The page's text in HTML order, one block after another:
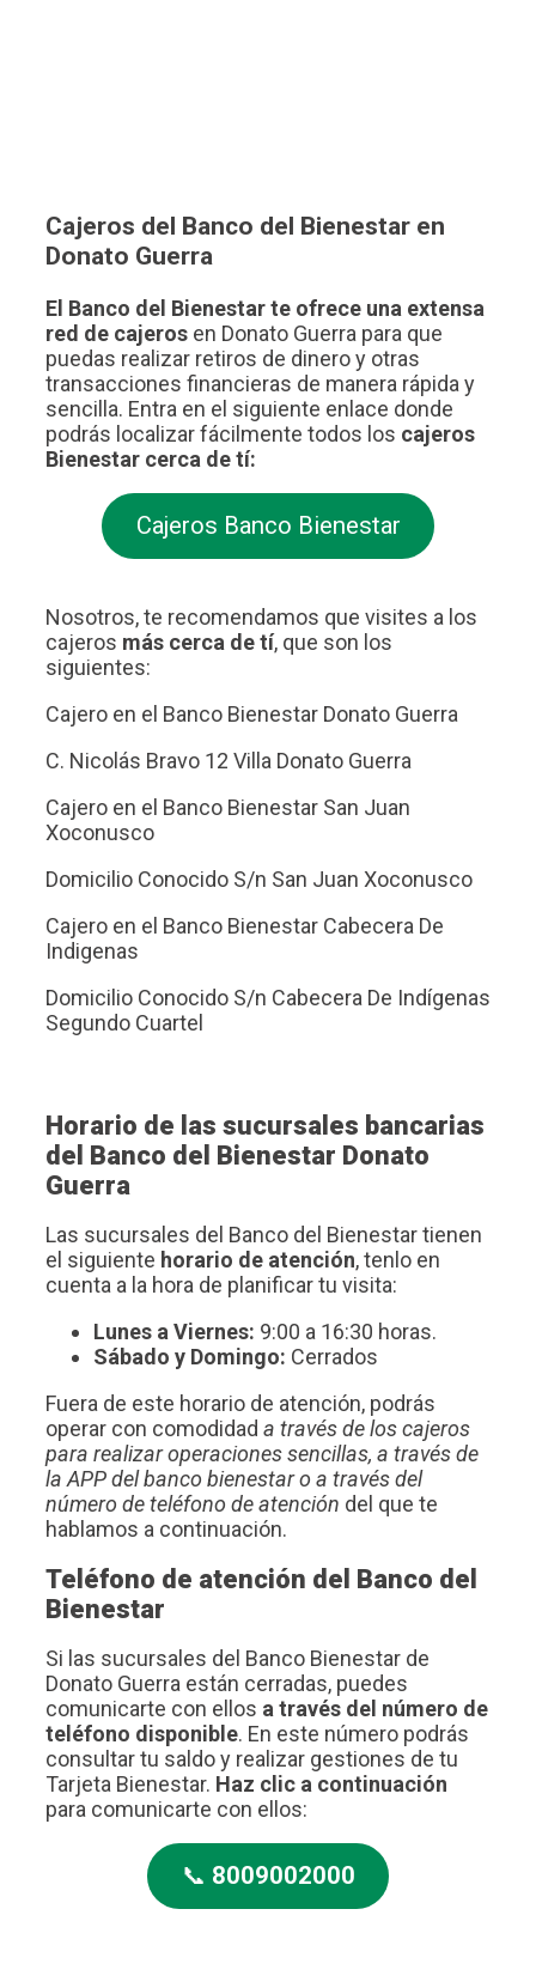
Cajeros del Banco del Bienestar en
Donato Guerra
El Banco del Bienestar te ofrece una extensa
red de cajeros en Donato Guerra para que
puedas realizar retiros de dinero y otras
transacciones financieras de manera rápida y
sencilla. Entra en el siguiente enlace donde
podrás localizar fácilmente todos los cajeros
Bienestar cerca de tí:
Cajeros Banco Bienestar
Nosotros, te recomendamos que visites a los
cajeros más cerca de tí, que son los
siguientes:
Cajero en el Banco Bienestar Donato Guerra
C. Nicolás Bravo 12 Villa Donato Guerra
Cajero en el Banco Bienestar San Juan
Xoconusco
Domicilio Conocido S/n San Juan Xoconusco
Cajero en el Banco Bienestar Cabecera De
Indigenas
Domicilio Conocido S/n Cabecera De Indígenas
Segundo Cuartel
Horario de las sucursales bancarias
del Banco del Bienestar Donato
Guerra
Las sucursales del Banco del Bienestar tienen
el siguiente horario de atención, tenlo en
cuenta a la hora de planificar tu visita:
Lunes a Viernes: 9:00 a 16:30 horas.
Sábado y Domingo: Cerrados
Fuera de este horario de atención, podrás
operar con comodidad a través de los cajeros
para realizar operaciones sencillas, a través de
la APP del banco bienestar o a través del
número de teléfono de atención del que te
hablamos a continuación.
Teléfono de atención del Banco del
Bienestar
Si las sucursales del Banco Bienestar de
Donato Guerra están cerradas, puedes
comunicarte con ellos a través del número de
teléfono disponible. En este número podrás
consultar tu saldo y realizar gestiones de tu
Tarjeta Bienestar. Haz clic a continuación
para comunicarte con ellos:
📞 8009002000